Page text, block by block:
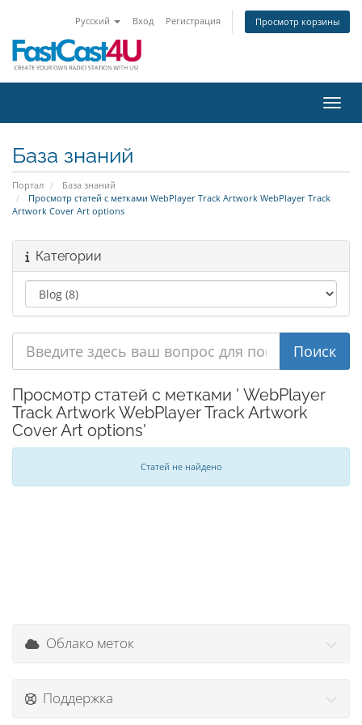
Русский Вход Регистрация Просмотр корзины
База знаний
Портал
База знаний
Просмотр статей с метками WebPlayer Track Artwork WebPlayer Track
Artwork Cover Art options
Категории
Просмотр статей с метками ' WebPlayer
Track Artwork WebPlayer Track Artwork
Cover Art options'
Статей не найдено
Облако меток
Поддержка